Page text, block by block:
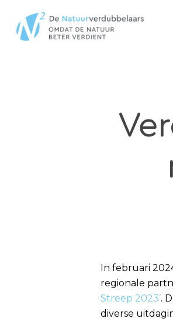
In februari
regionale
Streep 2023’.
diverse